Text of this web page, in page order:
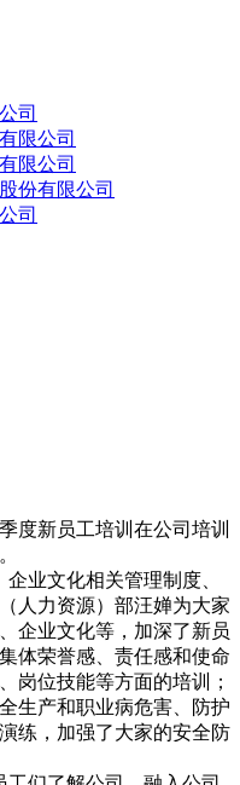
司
限公司
限公司
份有限公司
司
度新员工培训在公司培训
业文化相关管理制度、
人力资源）部汪婵为大家
企业文化等，加深了新员
体荣誉感、责任感和使命
岗位技能等方面的培训；
生产和职业病危害、防护
练，加强了大家的安全防